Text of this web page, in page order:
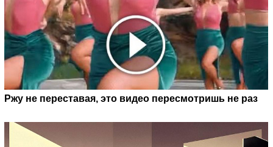
Ржу не переставая, это видео пересмотришь не раз